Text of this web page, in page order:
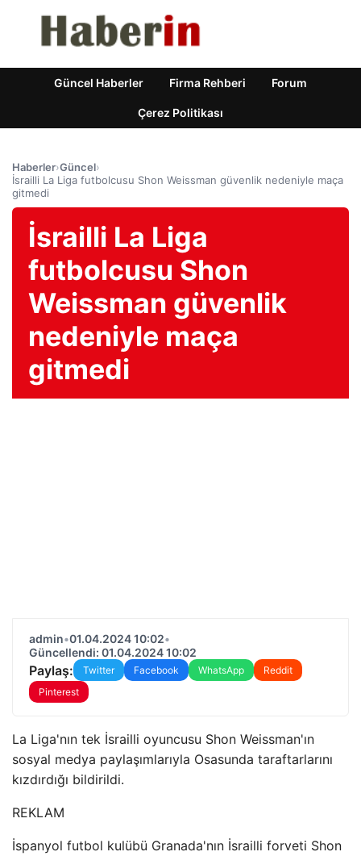
Güncel Haberler Firma Rehberi Forum
Çerez Politikası
Haberler›Güncel›
İsrailli La Liga futbolcusu Shon Weissman güvenlik nedeniyle maça
gitmedi
İsrailli La Liga
futbolcusu Shon
Weissman güvenlik
nedeniyle maça
gitmedi
admin•01.04.2024 10:02•
Güncellendi: 01.04.2024 10:02
Paylaş: Twitter Facebook WhatsApp
Reddit
Pinterest
La Liga'nın tek İsrailli oyuncusu Shon Weissman'ın
sosyal medya paylaşımlarıyla Osasunda taraftarlarını
kızdırdığı bildirildi.
REKLAM
İspanyol futbol kulübü Granada'nın İsrailli forveti Shon